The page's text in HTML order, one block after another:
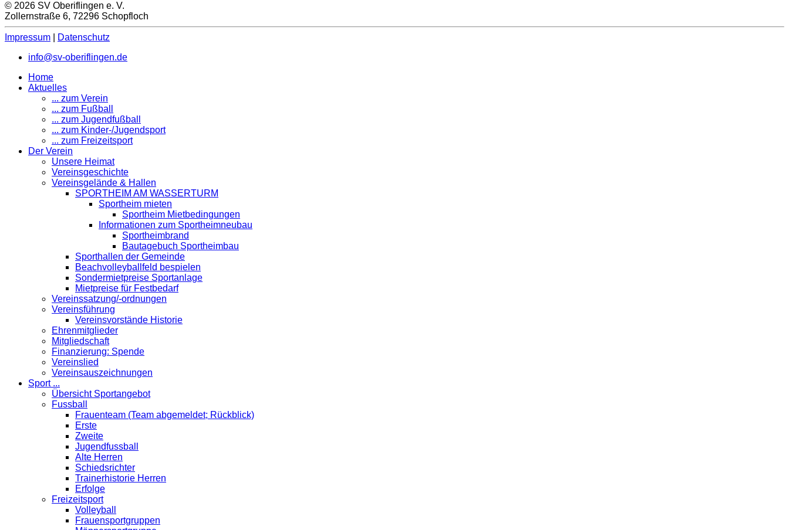
© 2026 SV Oberiflingen e. V.
Zollernstraße 6, 72296 Schopfloch
Impressum
Datenschutz
info@sv-oberiflingen.de
Home
Aktuelles
... zum Verein
... zum Fußball
... zum Jugendfußball
... zum Kinder-/Jugendsport
... zum Freizeitsport
Der Verein
Unsere Heimat
Vereinsgeschichte
Vereinsgelände & Hallen
SPORTHEIM AM WASSERTURM
Sportheim mieten
Sportheim Mietbedingungen
Informationen zum Sportheimneubau
Sportheimbrand
Bautagebuch Sportheimbau
Sporthallen der Gemeinde
Beachvolleyballfeld bespielen
Sondermietpreise Sportanlage
Mietpreise für Festbedarf
Vereinssatzung/-ordnungen
Vereinsführung
Vereinsvorstände Historie
Ehrenmitglieder
Mitgliedschaft
Finanzierung: Spende
Vereinslied
Vereinsauszeichnungen
Sport ...
Übersicht Sportangebot
Fussball
Frauenteam (Team abgemeldet; Rückblick)
Erste
Zweite
Jugendfussball
Alte Herren
Schiedsrichter
Trainerhistorie Herren
Erfolge
Freizeitsport
Volleyball
Frauensportgruppen